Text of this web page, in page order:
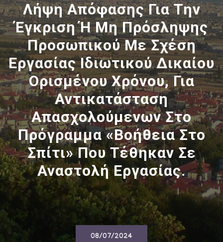
Λήψη Απόφασης Για Την
Έγκριση Ή Μη Πρόσληψης
Προσωπικού Με Σχέση
Εργασίας Ιδιωτικού Δικαίου
Ορισμένου Χρόνου, Για
Αντικατάσταση
Απασχολούμενων Στο
Πρόγραμμα «Βοήθεια Στο
Σπίτι» Που Τέθηκαν Σε
Αναστολή Εργασίας.
08/07/2024